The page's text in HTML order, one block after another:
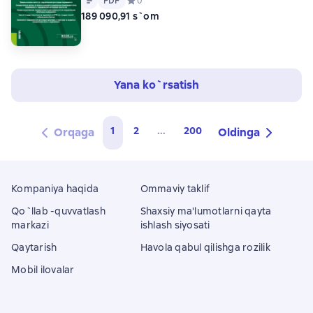
189 090,91 s`om
Yana ko`rsatish
Orqaga 1 2 ... 200 Oldinga
Kompaniya haqida
Qo`llab -quvvatlash
markazi
Qaytarish
Mobil ilovalar
Ommaviy taklif
Shaxsiy ma'lumotlarni qayta
ishlash siyosati
Havola qabul qilishga rozilik